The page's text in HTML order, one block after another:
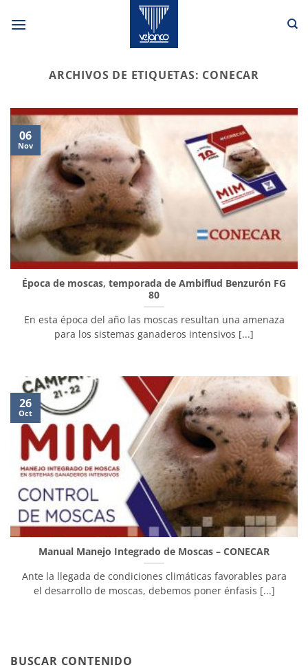
ARCHIVOS DE ETIQUETAS: CONECAR
Época de moscas, temporada de Ambiflud Benzurón FG
80
En esta época del año las moscas resultan una amenaza
para los sistemas ganaderos intensivos [...]
06
Nov
Manual Manejo Integrado de Moscas – CONECAR
Ante la llegada de condiciones climáticas favorables para
el desarrollo de moscas, debemos poner énfasis [...]
26
Oct
BUSCAR CONTENIDO